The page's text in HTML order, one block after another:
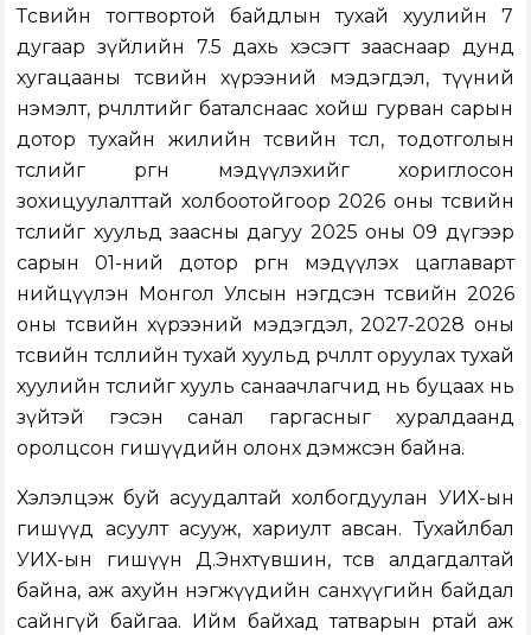
Төсвийн тогтвортой байдлын тухай хуулийн 7
дугаар зүйлийн 7.5 дахь хэсэгт зааснаар дунд
хугацааны төсвийн хүрээний мэдэгдэл, түүний
нэмэлт, өөрчлөлтийг баталснаас хойш гурван сарын
дотор тухайн жилийн төсвийн төсөл, тодотголын
төслийг өргөн мэдүүлэхийг хориглосон
зохицуулалттай холбоотойгоор 2026 оны төсвийн
төслийг хуульд заасны дагуу 2025 оны 09 дүгээр
сарын 01-ний дотор өргөн мэдүүлэх цаглаварт
нийцүүлэн Монгол Улсын нэгдсэн төсвийн 2026
оны төсвийн хүрээний мэдэгдэл, 2027-2028 оны
төсвийн төсөөллийн тухай хуульд өөрчлөлт оруулах тухай
хуулийн төслийг хууль санаачлагчид нь буцаах нь
зүйтэй гэсэн санал гаргасныг хуралдаанд
оролцсон гишүүдийн олонх дэмжсэн байна.
Хэлэлцэж буй асуудалтай холбогдуулан УИХ-ын
гишүүд асуулт асууж, хариулт авсан. Тухайлбал
УИХ-ын гишүүн Д.Энхтүвшин, төсөв алдагдалтай
байна, аж ахуйн нэгжүүдийн санхүүгийн байдал
сайнгүй байгаа. Ийм байхад татварын өртай аж